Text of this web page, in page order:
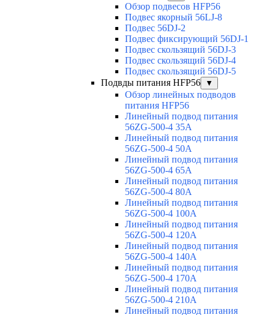
Обзор подвесов HFP56
Подвес якорный 56LJ-8
Подвес 56DJ-2
Подвес фиксирующий 56DJ-1
Подвес скользящий 56DJ-3
Подвес скользящий 56DJ-4
Подвес скользящий 56DJ-5
Подвды питания HFP56
▼
Обзор линейных подводов
питания HFP56
Линейный подвод питания
56ZG-500-4 35A
Линейный подвод питания
56ZG-500-4 50A
Линейный подвод питания
56ZG-500-4 65A
Линейный подвод питания
56ZG-500-4 80A
Линейный подвод питания
56ZG-500-4 100A
Линейный подвод питания
56ZG-500-4 120A
Линейный подвод питания
56ZG-500-4 140A
Линейный подвод питания
56ZG-500-4 170A
Линейный подвод питания
56ZG-500-4 210A
Линейный подвод питания